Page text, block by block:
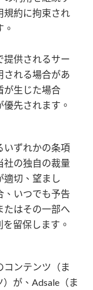
規約に拘束され
提供されるサー
される場合があ
が生じた場合
先されます。
いずれかの条項
社の独自の裁量
適切、望まし
、いつでも予告
たはその一部へ
留保します。
コンテンツ（ま
が、Adsale（ま